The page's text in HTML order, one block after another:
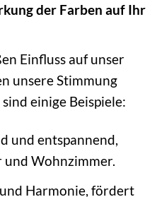
der Farben auf Ihr
Einfluss auf unser
unsere Stimmung
einige Beispiele:
und entspannend,
und Wohnzimmer.
Harmonie, fördert